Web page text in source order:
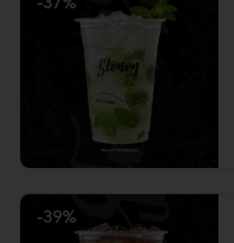
-37%
-39%